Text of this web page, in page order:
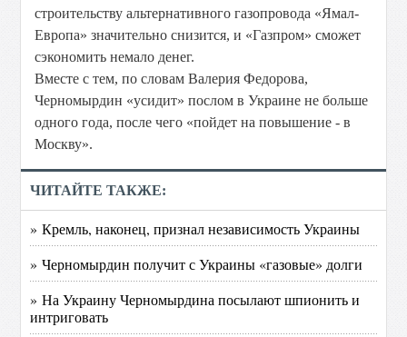
строительству альтернативного газопровода «Ямал-
Европа» значительно снизится, и «Газпром» сможет
сэкономить немало денег.
Вместе с тем, по словам Валерия Федорова,
Черномырдин «усидит» послом в Украине не больше
одного года, после чего «пойдет на повышение - в
Москву».
ЧИТАЙТЕ ТАКЖЕ:
» Кремль, наконец, признал независимость Украины
» Черномырдин получит с Украины «газовые» долги
» На Украину Черномырдина посылают шпионить и
интриговать